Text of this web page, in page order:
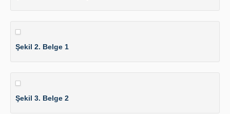
Şekil 2. Belge 1
Şekil 3. Belge 2